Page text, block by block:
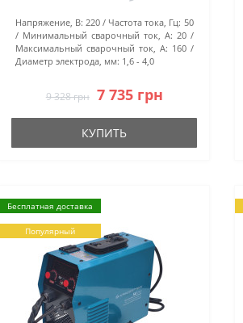
Напряжение, В: 220 Частота тока, Гц: 50
Минимальный сварочный ток, А: 20
Максимальный сварочный ток, А: 160
Диаметр электрода, мм: 1,6 - 4,0
9 328 грн 7 735 грн
КУПИТЬ
Бесплатная доставка
Популярный